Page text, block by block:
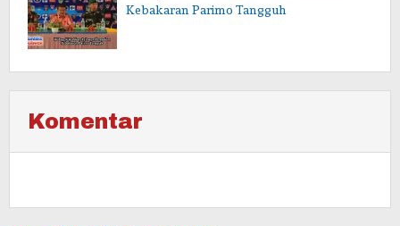
Kebakaran Parimo Tangguh
Komentar